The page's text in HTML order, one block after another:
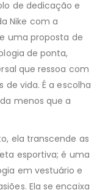
de dedicação e
Nike com a
uma proposta de
de ponta,
que ressoa com
de vida. É a escolha
menos que a
ela transcende as
esportiva; é uma
em vestuário e
Ela se encaixa